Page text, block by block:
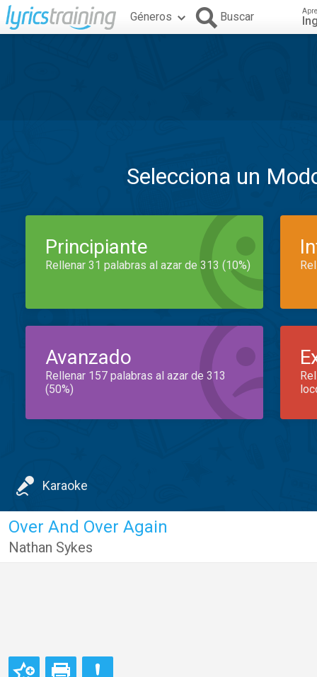
Géneros Buscar
Selecciona un
Principiante
Rellenar 31 palabras al azar de 313 (10%)
Avanzado
Rellenar 157 palabras al azar de 313
(50%)
Karaoke
Over And Over Again
Nathan Sykes